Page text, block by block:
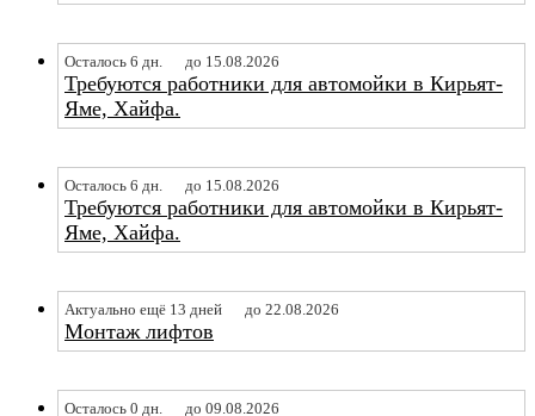
Осталось 6 дн. до 15.08.2026
Требуются работники для автомойки в Кирьят-
Яме, Хайфа.
Осталось 6 дн. до 15.08.2026
Требуются работники для автомойки в Кирьят-
Яме, Хайфа.
Актуально ещё 13 дней до 22.08.2026
Монтаж лифтов
Осталось 0 дн. до 09.08.2026